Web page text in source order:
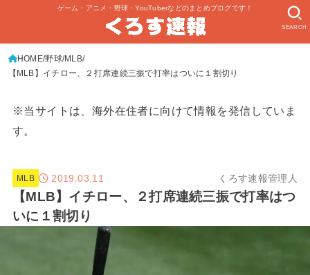
ゲーム・アニメ・野球・YouTuberなどのまとめブログです！
SEARCH
HOME 野球 MLB
【MLB】イチロー、２打席連続三振で打率はついに１割切り
※当サイトは、海外在住者に向けて情報を発信していま
す。
MLB 2019.03.11 くろす速報管理人
【MLB】イチロー、２打席連続三振で打率はつ
いに１割切り